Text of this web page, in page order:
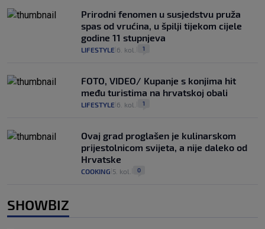
Prirodni fenomen u susjedstvu pruža
spas od vrućina, u špilji tijekom cijele
godine 11 stupnjeva
LIFESTYLE 6. kol. 1
FOTO, VIDEO/ Kupanje s konjima hit
među turistima na hrvatskoj obali
LIFESTYLE 6. kol. 1
Ovaj grad proglašen je kulinarskom
prijestolnicom svijeta, a nije daleko od
Hrvatske
COOKING 5. kol. 0
SHOWBIZ